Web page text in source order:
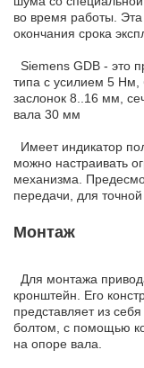
во время работы.
окончания срока
Siemens GDB - это
типа с усилием 5 Нм,
заслонок 8..16 мм,
вала 30 мм
Имеет индикатор
можно настраивать
механизма.
передачи, для точной
Монтаж
Для монтажа
кронштейн. Его
представляет из
болтом, с помощью
на опоре вала.